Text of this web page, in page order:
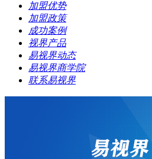
加盟优势
加盟政策
成功案例
视界产品
易视界动态
易视界商学院
联系易视界